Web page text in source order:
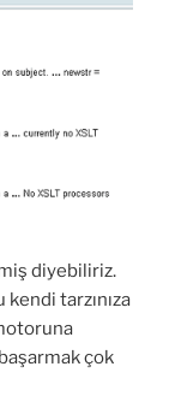
diyebiliriz.
tarzınıza
çok